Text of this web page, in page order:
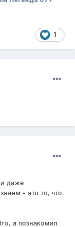
1
даже
- это то, что
а познакомил